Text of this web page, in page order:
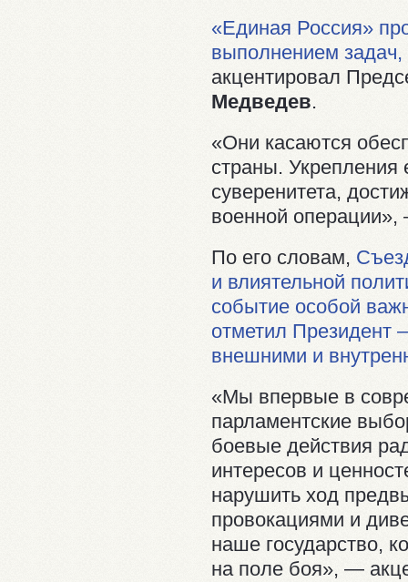
«Единая Россия»
выполнением
акцентировал
Медведев.
«Они касаются
страны. Укрепления
суверенитета,
военной
По его словам,
и влиятельной
событие особой
отметил Президент
внешними и
«Мы впервые в
парламентские
боевые действия
интересов и
нарушить ход
провокациями и
наше государство,
на поле боя», —